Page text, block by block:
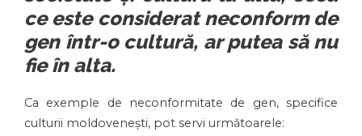
ce este considerat neconform de
gen într-o cultură, ar putea să nu
fie în alta.
Ca exemple de neconformitate de gen, specifice
culturii moldovenești, pot servi următoarele: